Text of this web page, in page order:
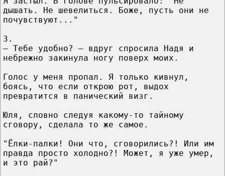
дышать. Не шевелиться. Боже, пусть они не
почувствуют..."
3.
— Тебе удобно? — вдруг спросила Надя и
небрежно закинула ногу поверх моих.
Голос у меня пропал. Я только кивнул,
боясь, что если открою рот, выдох
превратится в панический визг.
Юля, словно следуя какому-то тайному
сговору, сделала то же самое.
"Ёлки-палки! Они что, сговорились?! Или им
правда просто холодно?! Может, я уже умер,
и это рай?"